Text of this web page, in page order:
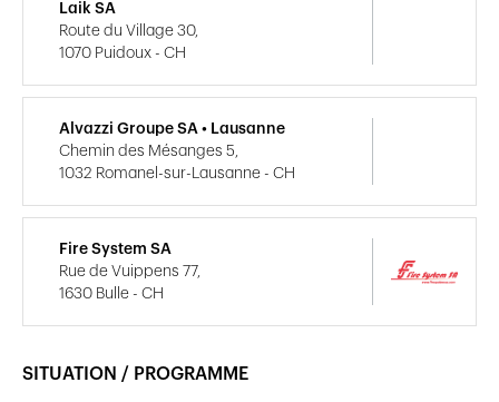
SITUATION / PROGRAMME
Laik SA
Route du Village 30,
1070 Puidoux - CH
Alvazzi Groupe SA • Lausanne
Chemin des Mésanges 5,
1032 Romanel-sur-Lausanne - CH
Fire System SA
Rue de Vuippens 77,
1630 Bulle - CH